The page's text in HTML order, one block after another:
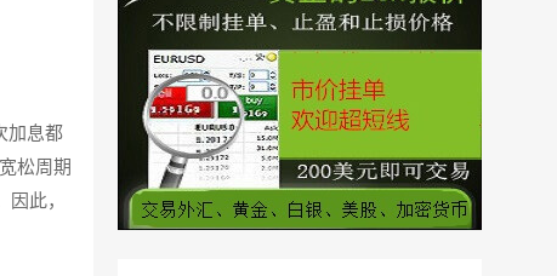
加息都
松周期
此，